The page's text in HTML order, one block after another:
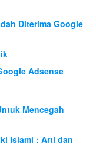
Diterima Google
Adsense
Mencegah
Islami : Arti dan